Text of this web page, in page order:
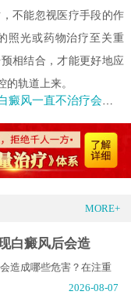
不能忽视医疗手段的作
照光或药物治疗至关重
相结合，才能更好地应
轨道上来。
治疗会引发其它疾病吗
MORE+
白癜风后会造
造成哪些危害？在注重
2026-08-07